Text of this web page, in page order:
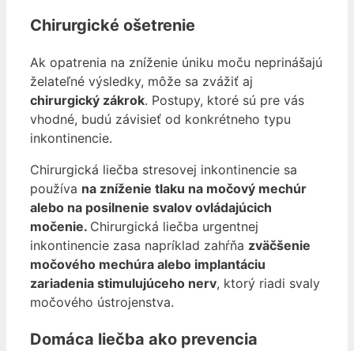
Chirurgické ošetrenie
Ak opatrenia na zníženie úniku moču neprinášajú
želateľné výsledky, môže sa zvážiť aj
chirurgický zákrok. Postupy, ktoré sú pre vás
vhodné, budú závisieť od konkrétneho typu
inkontinencie.
Chirurgická liečba stresovej inkontinencie sa
používa na zníženie tlaku na močový mechúr
alebo na posilnenie svalov ovládajúcich
močenie. Chirurgická liečba urgentnej
inkontinencie zasa napríklad zahŕňa zväčšenie
močového mechúra alebo implantáciu
zariadenia stimulujúceho nerv, ktorý riadi svaly
močového ústrojenstva.
Domáca liečba ako prevencia